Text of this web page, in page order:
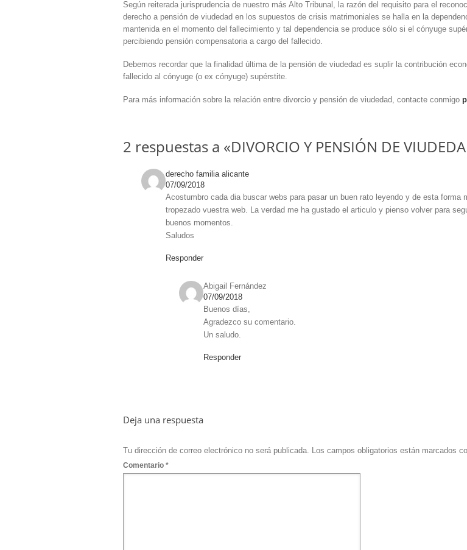
Según reiterada jurisprudencia de nuestro más Alto Tribunal, la razón del requisito para el
derecho a pensión de viudedad en los supuestos de crisis matrimoniales se halla en la
mantenida en el momento del fallecimiento y tal dependencia se produce sólo si el cónyuge
percibiendo pensión compensatoria a cargo del fallecido.
Debemos recordar que la finalidad última de la pensión de viudedad es suplir la contribución
fallecido al cónyuge (o ex cónyuge) supérstite.
Para más información sobre la relación entre divorcio y pensión de viudedad, contacte conmigo
2 respuestas a «DIVORCIO Y PENSIÓN DE
derecho familia alicante
07/09/2018
Acostumbro cada dia buscar webs para pasar un buen rato leyendo y de esta forma
tropezado vuestra web. La verdad me ha gustado el articulo y pienso volver para
buenos momentos.
Saludos
Responder
Abigail Fernández
07/09/2018
Buenos días,
Agradezco su comentario.
Un saludo.
Responder
Deja una respuesta
Tu dirección de correo electrónico no será publicada. Los campos obligatorios están marcados
Comentario *